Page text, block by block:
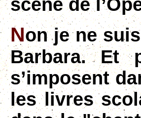
scène de
Non je ne
Barbara. Et
s’imposent
les livres